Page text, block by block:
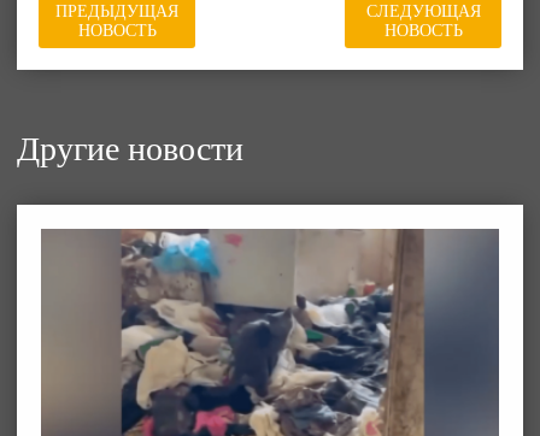
ПРЕДЫДУЩАЯ
НОВОСТЬ
СЛЕДУЮЩАЯ
НОВОСТЬ
Другие новости